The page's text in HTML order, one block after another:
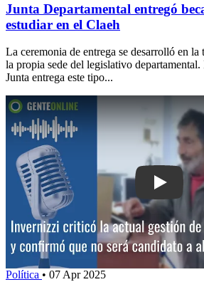
Junta Departamental entregó
estudiar en el Claeh
La ceremonia de entrega se desarrolló en la
la propia sede del legislativo departamental.
Junta entrega este tipo...
Play:
Política • 07 Apr 2025